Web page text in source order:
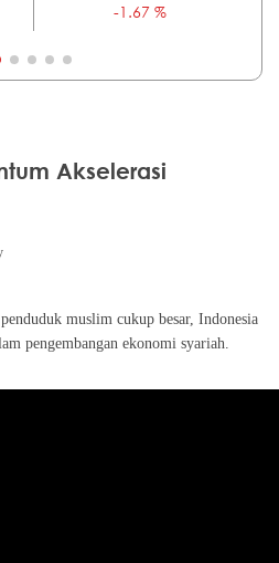
-1.67 %
Akselerasi
muslim cukup besar, Indonesia
pengembangan ekonomi syariah.